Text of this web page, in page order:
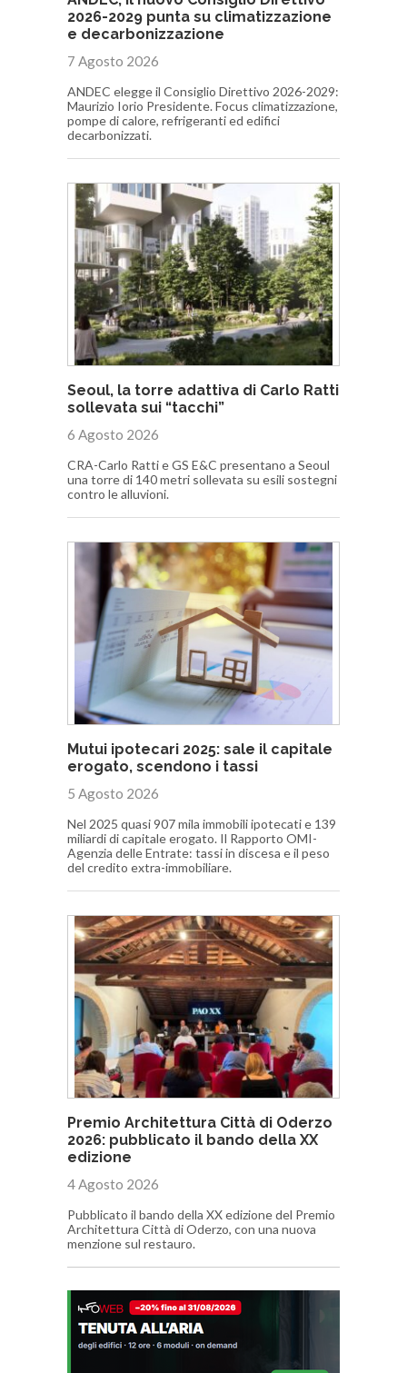
2026-2029 punta su climatizzazione
e decarbonizzazione
7 Agosto 2026
ANDEC elegge il Consiglio Direttivo 2026-2029:
Maurizio Iorio Presidente. Focus climatizzazione,
pompe di calore, refrigeranti ed edifici
decarbonizzati.
Seoul, la torre adattiva di Carlo Ratti
sollevata sui “tacchi”
6 Agosto 2026
CRA-Carlo Ratti e GS E&C presentano a Seoul
una torre di 140 metri sollevata su esili sostegni
contro le alluvioni.
Mutui ipotecari 2025: sale il capitale
erogato, scendono i tassi
5 Agosto 2026
Nel 2025 quasi 907 mila immobili ipotecati e 139
miliardi di capitale erogato. Il Rapporto OMI-
Agenzia delle Entrate: tassi in discesa e il peso
del credito extra-immobiliare.
Premio Architettura Città di Oderzo
2026: pubblicato il bando della XX
edizione
4 Agosto 2026
Pubblicato il bando della XX edizione del Premio
Architettura Città di Oderzo, con una nuova
menzione sul restauro.